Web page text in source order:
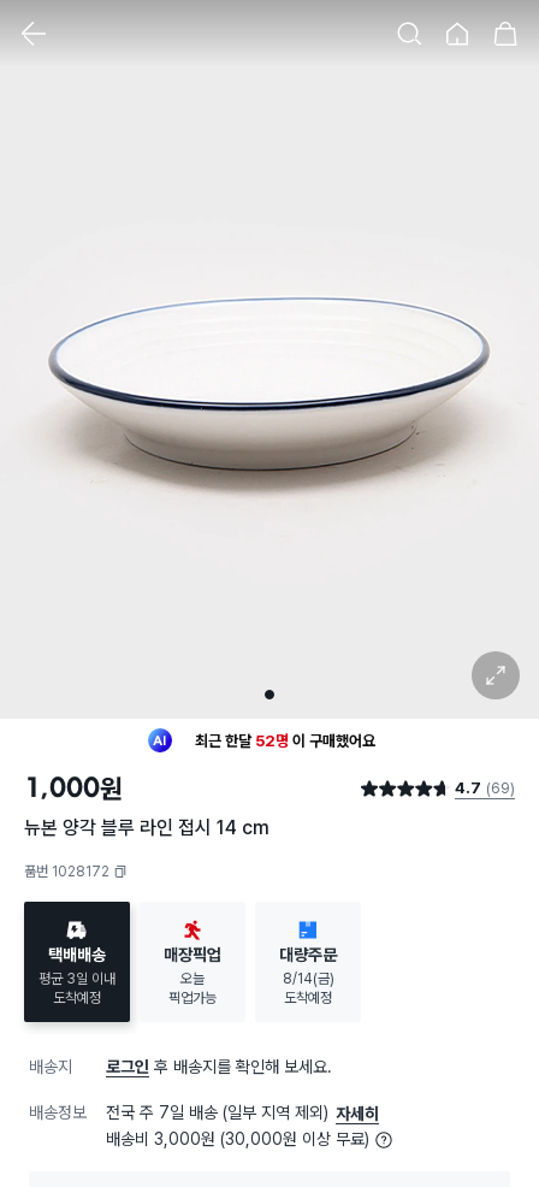
1
확대 보기
최근 한달 52명 이 구매했어요
구매했어요
1,000원 별점 4.7점 4.7 (69)
뉴본 양각 블루 라인 접시 14 cm
품번 1028172
택배배송
평균 3일 이내
도착예정
매장픽업
오늘
픽업가능
대량주문
8/14(금)
도착예정
배송지 로그인 후 배송지를 확인해 보세요.
배송정보 전국 주 7일 배송 (일부 지역 제외) 자세히
배송비 3,000원 (30,000원 이상 무료)